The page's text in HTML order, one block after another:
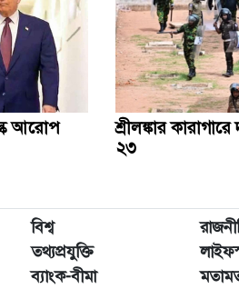
আরোপ
শ্রীলঙ্কার
২৩
বিশ্ব
তথ্যপ্রযুক্তি
ব্যাংক-বীমা